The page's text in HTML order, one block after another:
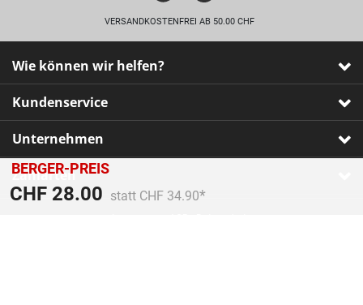
BERGER-PREIS
CHF 28.00 Preis reduziert von
statt CHF 34.90
An
VERSANDKOSTENFREI AB 50.00 CHF
Wie können wir helfen?
Kundenservice
Unternehmen
Zahlarten